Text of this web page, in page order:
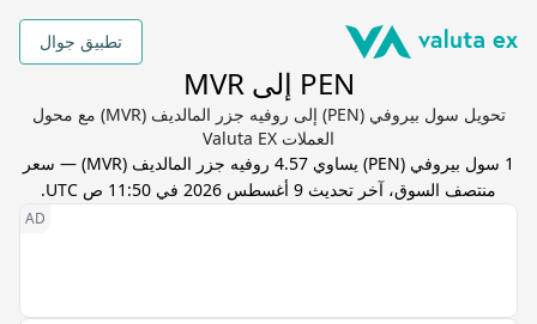
تطبيق جوال
PEN إلى MVR
تحويل سول بيروفي (PEN) إلى روفيه جزر المالديف (MVR) مع محول
العملات Valuta EX
1 سول بيروفي (
PEN) يساوي 4.57 روفيه جزر المالديف (
MVR) — سعر
منتصف السوق، آخر تحديث 9 أغسطس 2026 في 11:50 ص UTC .